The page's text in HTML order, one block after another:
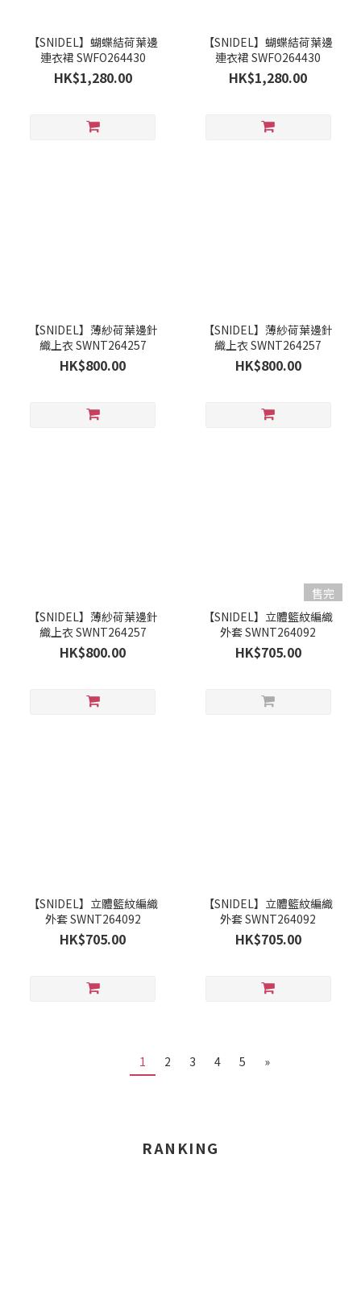
【SNIDEL】蝴蝶結荷葉邊
連衣裙 SWFO264430
HK$1,280.00
【SNIDEL】蝴蝶結荷葉邊
連衣裙 SWFO264430
HK$1,280.00
【SNIDEL】薄紗荷葉邊針
織上衣 SWNT264257
HK$800.00
【SNIDEL】薄紗荷葉邊針
織上衣 SWNT264257
HK$800.00
【SNIDEL】薄紗荷葉邊針
織上衣 SWNT264257
HK$800.00
售完
【SNIDEL】立體籃紋編織
外套 SWNT264092
HK$705.00
【SNIDEL】立體籃紋編織
外套 SWNT264092
HK$705.00
【SNIDEL】立體籃紋編織
外套 SWNT264092
HK$705.00
1 2 3 4 5 »
RANKING